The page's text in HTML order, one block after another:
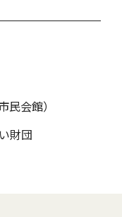
民会館）
財団